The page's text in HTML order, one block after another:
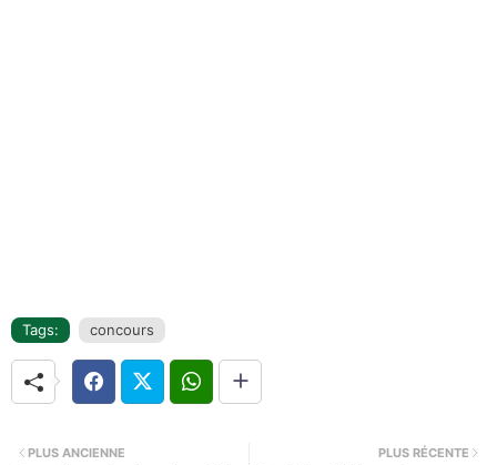
Tags: concours
PLUS RÉCENTE
PLUS ANCIENNE